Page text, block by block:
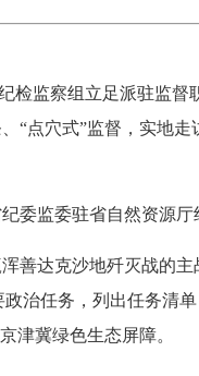
监察组立足派驻监督
“点穴式”监督，实地走
监委驻省自然资源厅
达克沙地歼灭战的主
治任务，列出任务清
津冀绿色生态屏障。